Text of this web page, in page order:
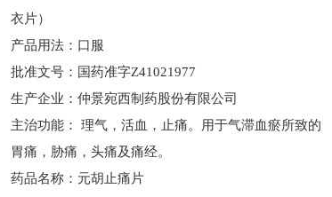
衣片）
产品用法：口服
批准文号：国药准字Z41021977
生产企业：仲景宛西制药股份有限公司
主治功能： 理气，活血，止痛。用于气滞血瘀所致的
胃痛，胁痛，头痛及痛经。
药品名称：元胡止痛片